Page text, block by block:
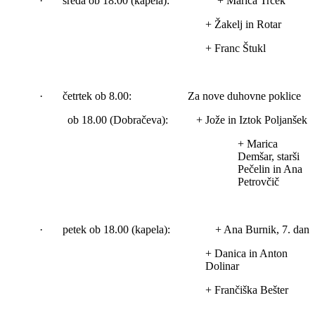
+ Žakelj in Rotar
+ Franc Štukl
· četrtek ob 8.00: Za nove duhovne poklice
ob 18.00 (Dobračeva): + Jože in Iztok Poljanšek
+ Marica
Demšar, starši
Pečelin in Ana
Petrovčič
· petek ob 18.00 (kapela): + Ana Burnik, 7. dan
+ Danica in Anton
Dolinar
+ Frančiška Bešter